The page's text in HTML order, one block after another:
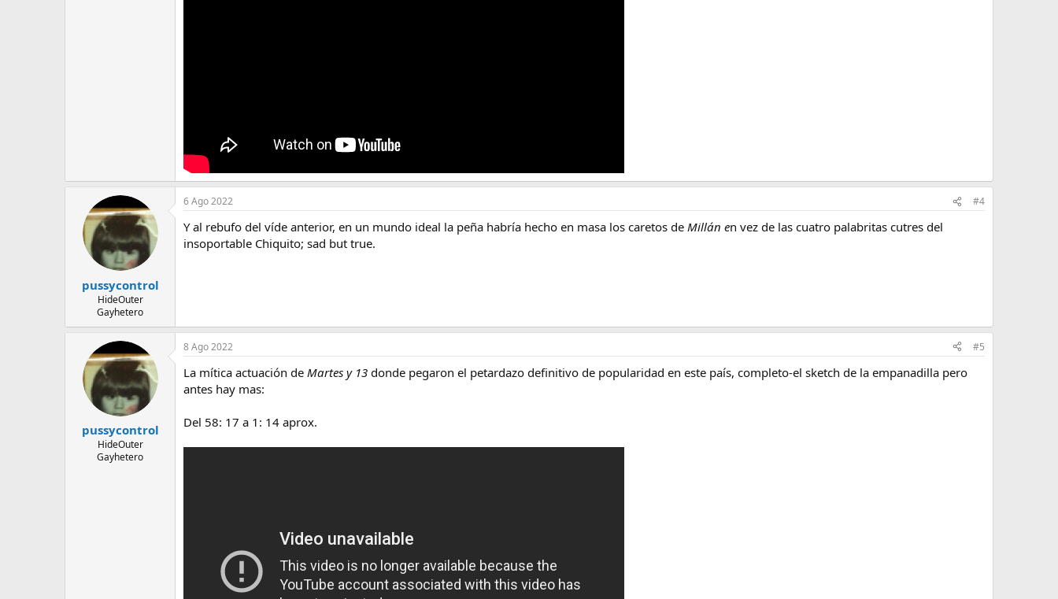
pussycontrol
HideOuter
Gayhetero
6 Ago 2022 #4
Y al rebufo del víde anterior, en un mundo ideal la peña habría hecho en masa los caretos de Millán en vez de las cuatro palabritas cutres del
insoportable Chiquito; sad but true.
pussycontrol
HideOuter
Gayhetero
8 Ago 2022 #5
La mítica actuación de Martes y 13 donde pegaron el petardazo definitivo de popularidad en este país, completo-el sketch de la empanadilla pero
antes hay mas:
Del 58: 17 a 1: 14 aprox.